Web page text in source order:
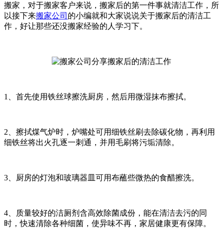
搬家，对于搬家客户来说，搬家后的第一件事就清洁工作，所
以接下来搬家公司 的小编就和大家说说关于搬家后的清洁工
作，好让那些还没搬家经验的人学习下。
1、首先使用铁丝球擦洗厨房，然后用微湿抹布擦拭。
2、擦拭煤气炉时，炉嘴处可用细铁丝刷去除碳化物，再利用
细铁丝将出火孔逐一刺通，并用毛刷将污垢清除。
3、厨房的灯泡和玻璃器皿可用布蘸些微热的食醋擦洗。
4、质量较好的洁厕剂含高效除菌成份，能在清洁去污的同
时，快速清除各种细菌，使异味不再，家居健康更有保障。